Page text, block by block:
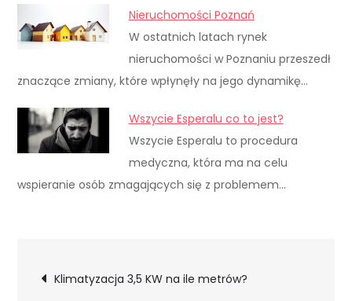
Nieruchomości Poznań
W ostatnich latach rynek
nieruchomości w Poznaniu przeszedł
znaczące zmiany, które wpłynęły na jego dynamikę…
Wszycie Esperalu co to jest?
Wszycie Esperalu to procedura
medyczna, która ma na celu
wspieranie osób zmagających się z problemem…
Nawigacja
Klimatyzacja 3,5 KW na ile metrów?